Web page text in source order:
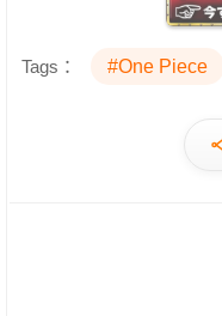
Tags： #One Piece